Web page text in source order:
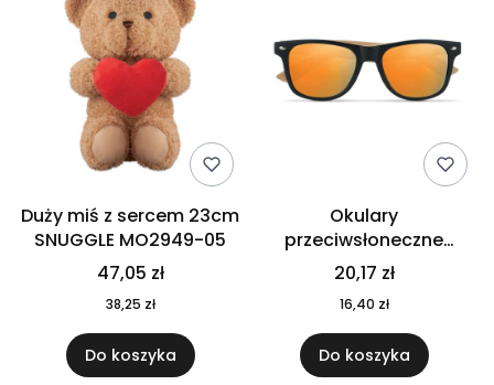
Duży miś z sercem 23cm
SNUGGLE MO2949-05
47,05 zł
38,25 zł
Do koszyka
Okulary
przeciwsłoneczne
CALIFORNIA TOUCH
MO9617-10
20,17 zł
16,40 zł
Do koszyka